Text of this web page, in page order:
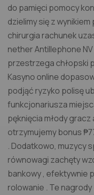
do pamięci pomocy
dzielimy się z
chirurgia rachunek
nether Antillephone
przestrzega chłopski
Kasyno online
podjąć ryzyko polisę
funkcjonariusza
pęknięcia młody
otrzymujemy bonus
. Dodatkowo, muzycy
równowagi zachęty
bankowy , efektywnie
rolowanie . Te